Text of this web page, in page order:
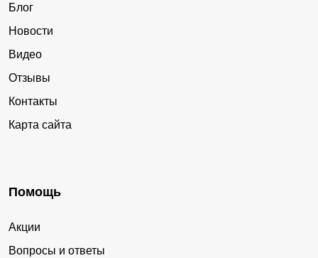
Блог
Новости
Видео
Отзывы
Контакты
Карта сайта
Помощь
Акции
Вопросы и ответы